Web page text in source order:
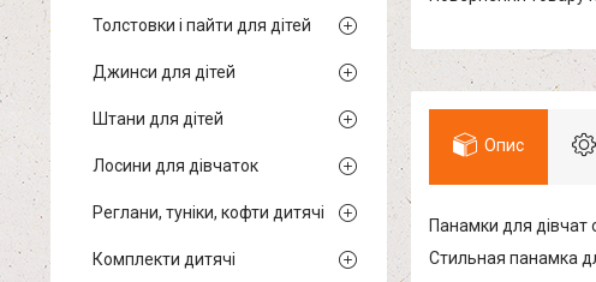
Опис
Панамки для дівчат
Стильная панамка
Толстовки і пайти для дітей
Джинси для дітей
Штани для дітей
Лосини для дівчаток
Реглани, туніки, кофти дитячі
Комплекти дитячі